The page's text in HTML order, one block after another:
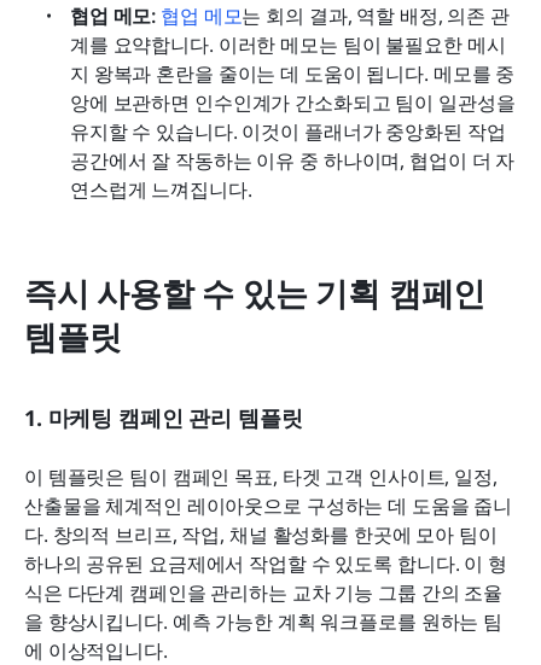
협업 메모: 협업 메모는 회의 결과, 역할 배정, 의존 관
계를 요약합니다. 이러한 메모는 팀이 불필요한 메시
지 왕복과 혼란을 줄이는 데 도움이 됩니다. 메모를 중
앙에 보관하면 인수인계가 간소화되고 팀이 일관성을
유지할 수 있습니다. 이것이 플래너가 중앙화된 작업
공간에서 잘 작동하는 이유 중 하나이며, 협업이 더 자
연스럽게 느껴집니다.
즉시 사용할 수 있는 기획 캠페인
템플릿
1. 마케팅 캠페인 관리 템플릿
이 템플릿은 팀이 캠페인 목표, 타겟 고객 인사이트, 일정,
산출물을 체계적인 레이아웃으로 구성하는 데 도움을 줍니
다. 창의적 브리프, 작업, 채널 활성화를 한곳에 모아 팀이
하나의 공유된 요금제에서 작업할 수 있도록 합니다. 이 형
식은 다단계 캠페인을 관리하는 교차 기능 그룹 간의 조율
을 향상시킵니다. 예측 가능한 계획 워크플로를 원하는 팀
에 이상적입니다.